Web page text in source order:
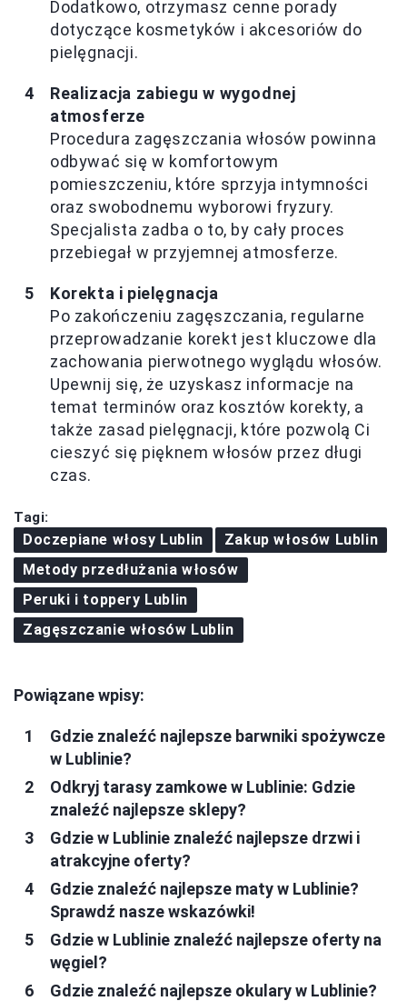
Dodatkowo, otrzymasz cenne porady
dotyczące kosmetyków i akcesoriów do
pielęgnacji.
Realizacja zabiegu w wygodnej
atmosferze
Procedura zagęszczania włosów powinna
odbywać się w komfortowym
pomieszczeniu, które sprzyja intymności
oraz swobodnemu wyborowi fryzury.
Specjalista zadba o to, by cały proces
przebiegał w przyjemnej atmosferze.
Korekta i pielęgnacja
Po zakończeniu zagęszczania, regularne
przeprowadzanie korekt jest kluczowe dla
zachowania pierwotnego wyglądu włosów.
Upewnij się, że uzyskasz informacje na
temat terminów oraz kosztów korekty, a
także zasad pielęgnacji, które pozwolą Ci
cieszyć się pięknem włosów przez długi
czas.
Tagi:
Doczepiane włosy Lublin
Zakup włosów Lublin
Metody przedłużania włosów
Peruki i toppery Lublin
Zagęszczanie włosów Lublin
Powiązane wpisy:
Gdzie znaleźć najlepsze barwniki spożywcze
w Lublinie?
Odkryj tarasy zamkowe w Lublinie: Gdzie
znaleźć najlepsze sklepy?
Gdzie w Lublinie znaleźć najlepsze drzwi i
atrakcyjne oferty?
Gdzie znaleźć najlepsze maty w Lublinie?
Sprawdź nasze wskazówki!
Gdzie w Lublinie znaleźć najlepsze oferty na
węgiel?
Gdzie znaleźć najlepsze okulary w Lublinie?